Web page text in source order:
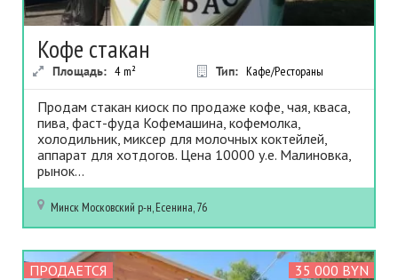
Кофе стакан
Площадь: 4 m² Тип: Кафе/Рестораны
Продам стакан киоск по продаже кофе, чая, кваса,
пива, фаст-фуда Кофемашина, кофемолка,
холодильник, миксер для молочных коктейлей,
аппарат для хотдогов. Цена 10000 у.е. Малиновка,
рынок...
Минск Московский р-н, Есенина, 76
ПРОДАЕТСЯ 35 000 BYN